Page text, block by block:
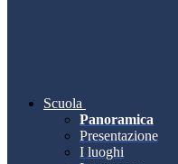
Scuola
Panoramica
Presentazione
I luoghi